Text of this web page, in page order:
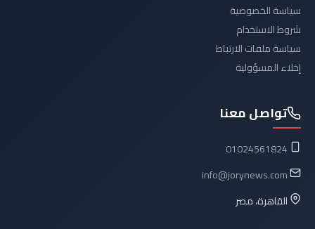
سياسة الخصوصية
شروط الاستخدام
سياسة ملفات الارتباط
إخلاء المسؤولية
تواصل معنا
01024561824
info@jorynews.com
القاهرة، مصر